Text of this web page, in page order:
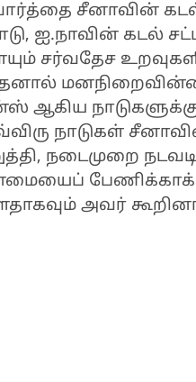
சீனாவின்
ஐ.நாவின் கடல்
சர்வதேச
ஆகிய நாடுகளுக்கு
நாடுகள்
நடைமுறை
அவர்